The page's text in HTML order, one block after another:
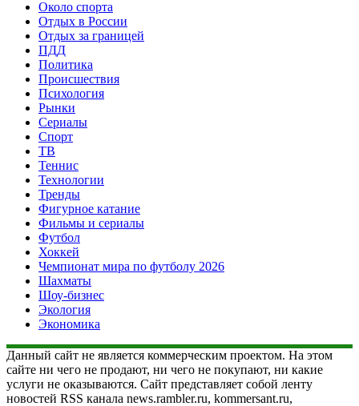
Около спорта
Отдых в России
Отдых за границей
ПДД
Политика
Происшествия
Психология
Рынки
Сериалы
Спорт
ТВ
Теннис
Технологии
Тренды
Фигурное катание
Фильмы и сериалы
Футбол
Хоккей
Чемпионат мира по футболу 2026
Шахматы
Шоу-бизнес
Экология
Экономика
Данный сайт не является коммерческим проектом. На этом
сайте ни чего не продают, ни чего не покупают, ни какие
услуги не оказываются. Сайт представляет собой ленту
новостей RSS канала news.rambler.ru, kommersant.ru,